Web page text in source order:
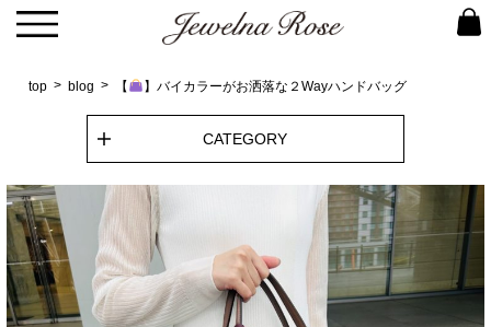
top blog 【 】バイカラーがお洒落な２Wayハンドバッグ
CATEGORY